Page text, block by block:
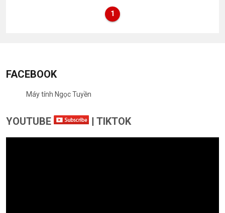
1
FACEBOOK
Máy tính Ngọc Tuyền
YOUTUBE | TIKTOK